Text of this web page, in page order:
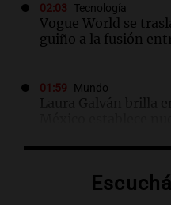
02:03 Tecnología
Vogue World se
guiño a la fusión
01:59 Mundo
Laura Galván brilla
La fertilización